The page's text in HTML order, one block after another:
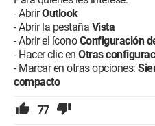
- AbrirOutlook
- Abrir la pestaña Vista
- Abrir el íconoConfiguración
- Hacer clic en Otras
- Marcar en otras opciones:
compacto
77